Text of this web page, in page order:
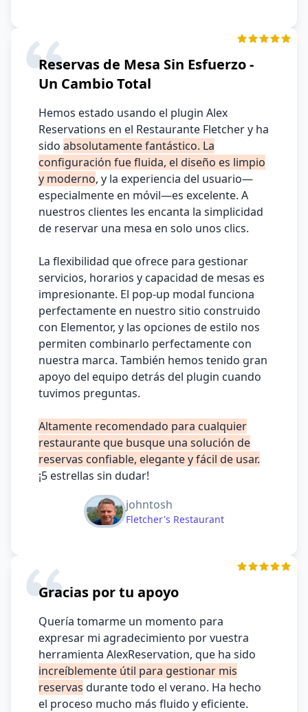
Reservas de Mesa Sin Esfuerzo -
Un Cambio Total
Hemos estado usando el plugin Alex
Reservations en el Restaurante Fletcher y ha
sido absolutamente fantástico. La
configuración fue fluida, el diseño es limpio
y moderno, y la experiencia del usuario—
especialmente en móvil—es excelente. A
nuestros clientes les encanta la simplicidad
de reservar una mesa en solo unos clics.
La flexibilidad que ofrece para gestionar
servicios, horarios y capacidad de mesas es
impresionante. El pop-up modal funciona
perfectamente en nuestro sitio construido
con Elementor, y las opciones de estilo nos
permiten combinarlo perfectamente con
nuestra marca. También hemos tenido gran
apoyo del equipo detrás del plugin cuando
tuvimos preguntas.
Altamente recomendado para cualquier
restaurante que busque una solución de
reservas confiable, elegante y fácil de usar.
¡5 estrellas sin dudar!
johntosh
Fletcher's Restaurant
Gracias por tu apoyo
Quería tomarme un momento para
expresar mi agradecimiento por vuestra
herramienta AlexReservation, que ha sido
increíblemente útil para gestionar mis
reservas durante todo el verano. Ha hecho
el proceso mucho más fluido y eficiente.